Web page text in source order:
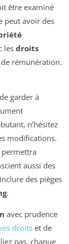
être examiné
peut avoir des
les droits
rémunération.
garder à
n’hésitez
modifications.
aussi des
des pièges
.
avec prudence
droits et de
pas, chaque